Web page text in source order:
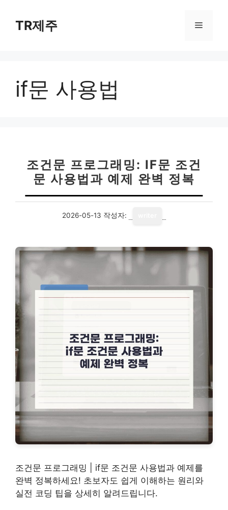
TR제주 메
if문 사용법
조건문 프로그래밍: IF문 조건
문 사용법과 예제 완벽 정복
2026-05-13 작성자:
조건문 프로그래밍 | if문 조건문 사용법과 예제를
완벽 정복하세요! 초보자도 쉽게 이해하는 원리와
실전 코딩 팁을 상세히 알려드립니다.